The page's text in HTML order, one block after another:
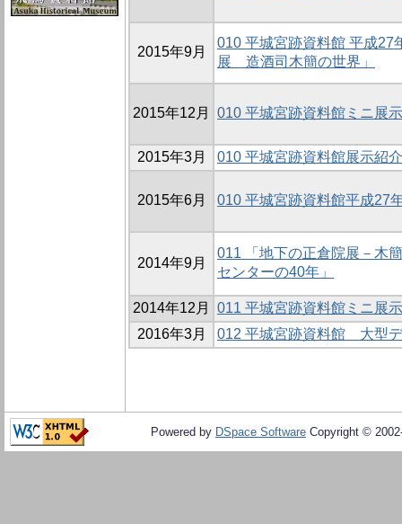
2015年9月
010 平城宮跡資料館 平成27
展 造酒司木簡の世界」
2015年12月 010 平城宮跡資料館ミニ展
2015年3月 010 平城宮跡資料館展示紹
2015年6月 010 平城宮跡資料館平成27
2014年9月
011 「地下の正倉院展－木
センターの40年」
2014年12月
011 平城宮跡資料館ミニ展
2016年3月
012 平城宮跡資料館 大型
Powered by DSpace Software Copyright ©